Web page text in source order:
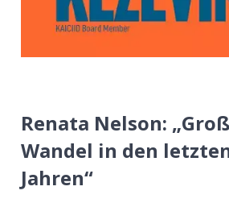
Renata Nelson:
Wandel in den
Jahren“